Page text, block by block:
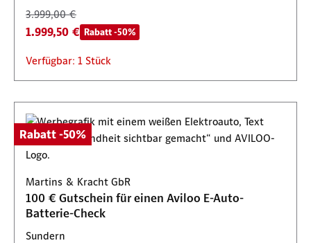
3.999,00 €
1.999,50 € Rabatt -50%
Verfügbar: 1 Stück
Rabatt -50%
Martins & Kracht GbR
100 € Gutschein für einen Aviloo E-Auto-
Batterie-Check
Sundern